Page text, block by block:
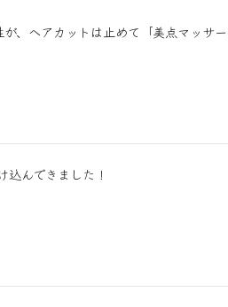
、ヘアカットは止めて「美点マッサ
んできました！